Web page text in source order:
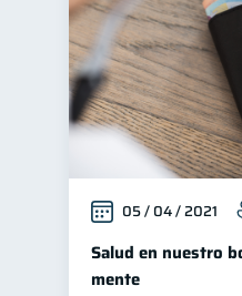
05 / 04 / 2021
Salud en nuestro
mente